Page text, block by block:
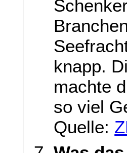
knapp.
machte
so viel
Quelle: